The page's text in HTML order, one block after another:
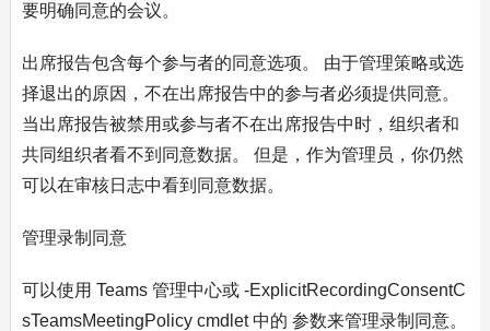
要明确同意的会议。
出席报告包含每个参与者的同意选项。 由于管理策略或选
择退出的原因，不在出席报告中的参与者必须提供同意。
当出席报告被禁用或参与者不在出席报告中时，组织者和
共同组织者看不到同意数据。 但是，作为管理员，你仍然
可以在审核日志中看到同意数据。
管理录制同意
可以使用 Teams 管理中心或 -ExplicitRecordingConsentC
sTeamsMeetingPolicy cmdlet 中的 参数来管理录制同意。